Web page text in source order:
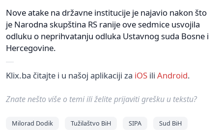
Nove atake na državne institucije je najavio nakon što
je Narodna skupština RS ranije ove sedmice usvojila
odluku o neprihvatanju odluka Ustavnog suda Bosne i
Hercegovine.
Klix.ba čitajte i u našoj aplikaciji za iOS ili Android.
Znate nešto više o temi ili želite prijaviti grešku u tekstu?
Milorad Dodik Tužilaštvo BiH SIPA
Sud BiH